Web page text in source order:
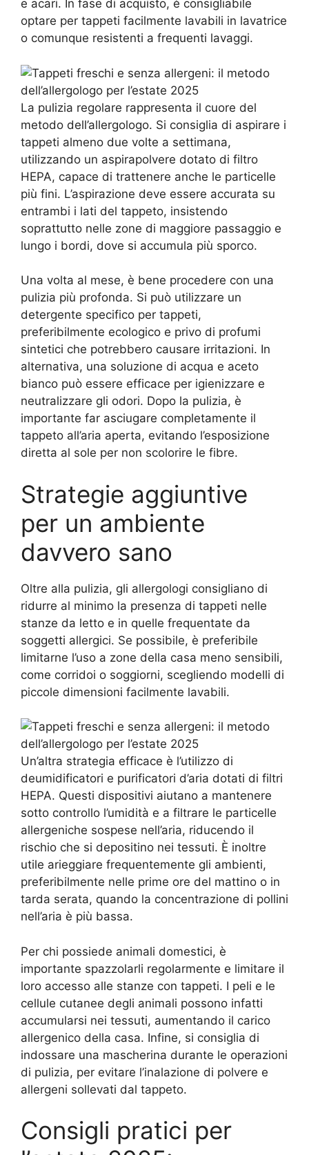
e acari. In fase di acquisto, è consigliabile
optare per tappeti facilmente lavabili in lavatrice
o comunque resistenti a frequenti lavaggi.
La pulizia regolare rappresenta il cuore del
metodo dell’allergologo. Si consiglia di aspirare i
tappeti almeno due volte a settimana,
utilizzando un aspirapolvere dotato di filtro
HEPA, capace di trattenere anche le particelle
più fini. L’aspirazione deve essere accurata su
entrambi i lati del tappeto, insistendo
soprattutto nelle zone di maggiore passaggio e
lungo i bordi, dove si accumula più sporco.
Una volta al mese, è bene procedere con una
pulizia più profonda. Si può utilizzare un
detergente specifico per tappeti,
preferibilmente ecologico e privo di profumi
sintetici che potrebbero causare irritazioni. In
alternativa, una soluzione di acqua e aceto
bianco può essere efficace per igienizzare e
neutralizzare gli odori. Dopo la pulizia, è
importante far asciugare completamente il
tappeto all’aria aperta, evitando l’esposizione
diretta al sole per non scolorire le fibre.
Strategie aggiuntive
per un ambiente
davvero sano
Oltre alla pulizia, gli allergologi consigliano di
ridurre al minimo la presenza di tappeti nelle
stanze da letto e in quelle frequentate da
soggetti allergici. Se possibile, è preferibile
limitarne l’uso a zone della casa meno sensibili,
come corridoi o soggiorni, scegliendo modelli di
piccole dimensioni facilmente lavabili.
Un’altra strategia efficace è l’utilizzo di
deumidificatori e purificatori d’aria dotati di filtri
HEPA. Questi dispositivi aiutano a mantenere
sotto controllo l’umidità e a filtrare le particelle
allergeniche sospese nell’aria, riducendo il
rischio che si depositino nei tessuti. È inoltre
utile arieggiare frequentemente gli ambienti,
preferibilmente nelle prime ore del mattino o in
tarda serata, quando la concentrazione di pollini
nell’aria è più bassa.
Per chi possiede animali domestici, è
importante spazzolarli regolarmente e limitare il
loro accesso alle stanze con tappeti. I peli e le
cellule cutanee degli animali possono infatti
accumularsi nei tessuti, aumentando il carico
allergenico della casa. Infine, si consiglia di
indossare una mascherina durante le operazioni
di pulizia, per evitare l’inalazione di polvere e
allergeni sollevati dal tappeto.
Consigli pratici per